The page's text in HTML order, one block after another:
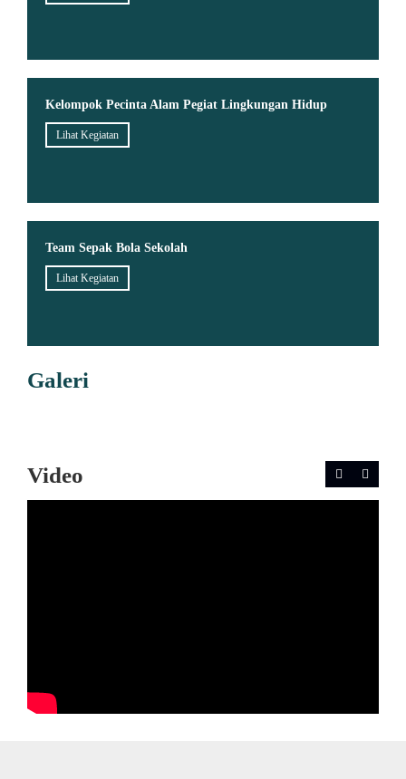
Kelompok Pecinta Alam Pegiat Lingkungan Hidup
Lihat Kegiatan
Team Sepak Bola Sekolah
Lihat Kegiatan
Galeri
Video